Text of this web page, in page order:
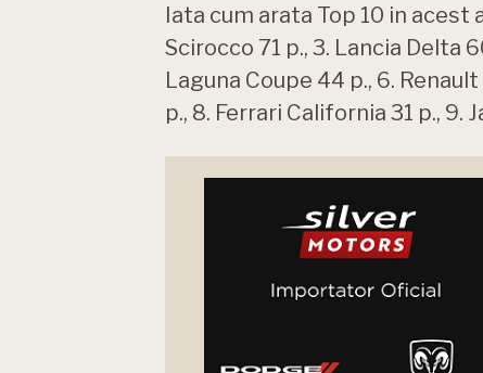
Iata cum arata Top 10 in acest
Scirocco 71 p., 3. Lancia Delta
Laguna Coupe 44 p., 6.
p., 8. Ferrari California 31 p., 9.